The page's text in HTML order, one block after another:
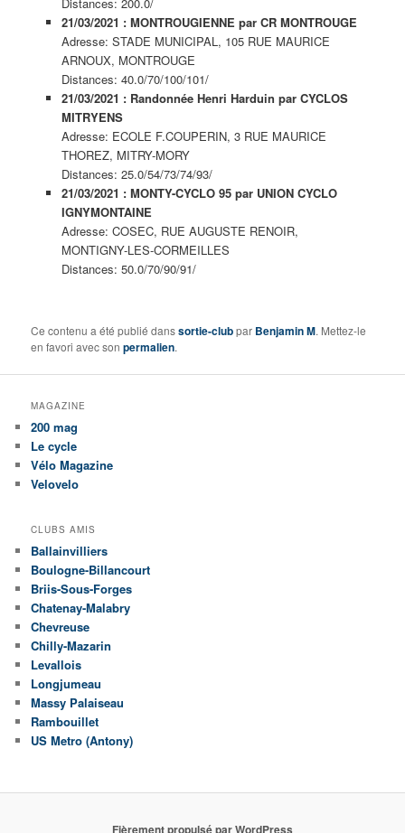
21/03/2021 : MONTROUGIENNE par CR MONTROUGE
Adresse: STADE MUNICIPAL, 105 RUE MAURICE
ARNOUX, MONTROUGE
Distances: 40.0/70/100/101/
21/03/2021 : Randonnée Henri Harduin par CYCLOS
MITRYENS
Adresse: ECOLE F.COUPERIN, 3 RUE MAURICE
THOREZ, MITRY-MORY
Distances: 25.0/54/73/74/93/
21/03/2021 : MONTY-CYCLO 95 par UNION CYCLO
IGNYMONTAINE
Adresse: COSEC, RUE AUGUSTE RENOIR,
MONTIGNY-LES-CORMEILLES
Distances: 50.0/70/90/91/
Ce contenu a été publié danssortie-clubpar Benjamin M. Mettez-le
en favori avec sonpermalien.
MAGAZINE
200 mag
Le cycle
Vélo Magazine
Velovelo
CLUBS AMIS
Ballainvilliers
Boulogne-Billancourt
Briis-Sous-Forges
Chatenay-Malabry
Chevreuse
Chilly-Mazarin
Levallois
Longjumeau
Massy Palaiseau
Rambouillet
US Metro (Antony)
Fièrement propulsé par WordPress